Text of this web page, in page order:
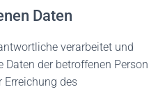
Daten
verarbeitet und
Daten der betroffenen Person
Erreichung des